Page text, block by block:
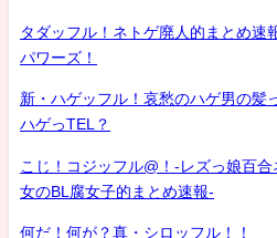
タダッフル！ネトゲ廃人的まとめ速
パワーズ！
新・ハゲッフル！哀愁のハゲ男の髪
ハゲっTEL？
こじ！コジッフル@！-レズっ娘百
女のBL腐女子的まとめ速報-
何だ！何が？真・シロッフル！